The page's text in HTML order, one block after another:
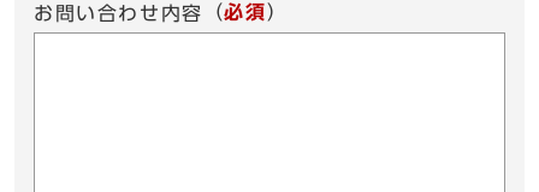
お問い合わせ内容 （必須）